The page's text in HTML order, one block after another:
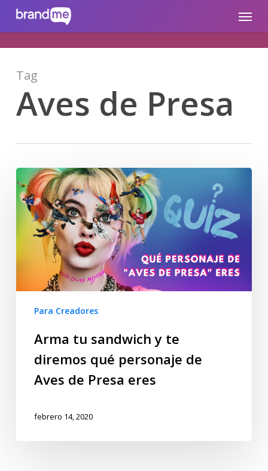
brandme.la Menu
Tag
Aves de Presa
Para Creadores
Arma tu sandwich y te
diremos qué personaje de
Aves de Presa eres
febrero 14, 2020